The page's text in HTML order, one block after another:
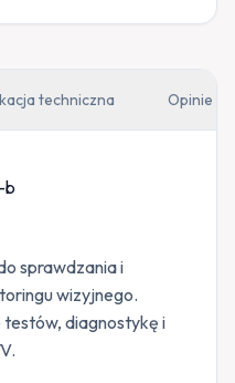
techniczna Opinie
sprawdzania i
wizyjnego.
diagnostykę i